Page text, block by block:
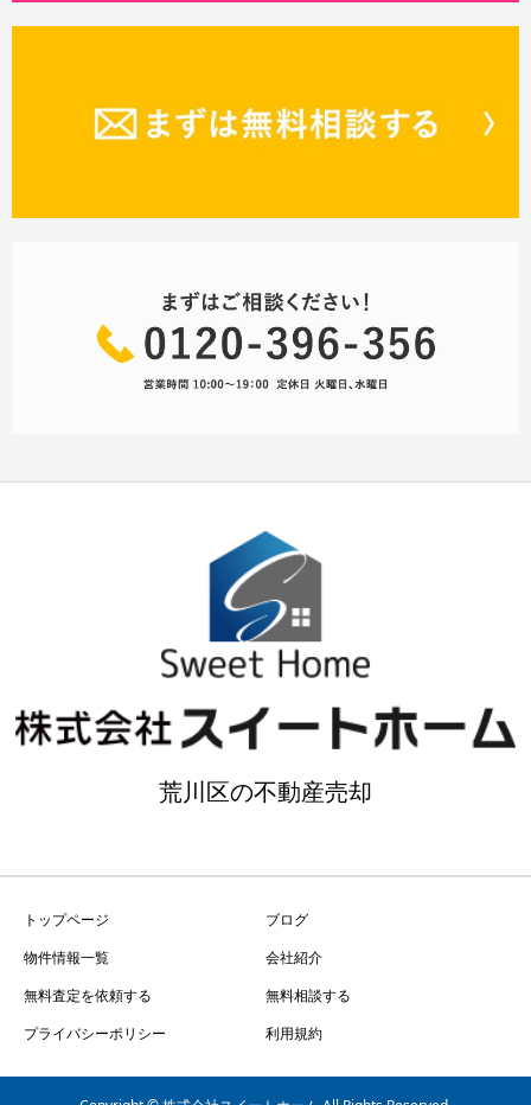
荒川区の不動産売却
トップページ
ブログ
物件情報一覧
会社紹介
無料査定を依頼する
無料相談する
プライバシーポリシー
利用規約